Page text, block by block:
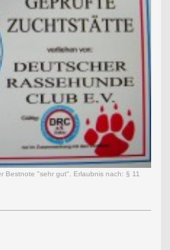
Bestnote "sehr gut". Erlaubnis nach: § 11